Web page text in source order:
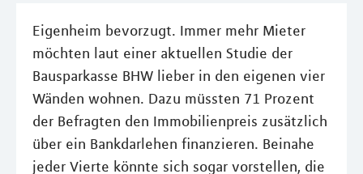
Eigenheim bevorzugt. Immer mehr Mieter
möchten laut einer aktuellen Studie der
Bausparkasse BHW lieber in den eigenen vier
Wänden wohnen. Dazu müssten 71 Prozent
der Befragten den Immobilienpreis zusätzlich
über ein Bankdarlehen finanzieren. Beinahe
jeder Vierte könnte sich sogar vorstellen, die